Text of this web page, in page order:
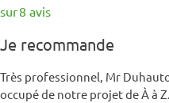
Saint-
sur-
Pas-
de-
sur8 avis
Je recommande
Très professionnel, Mr
occupé de notre projet de À à